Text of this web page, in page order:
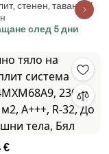
N50D-42HFN8-
80 м2, А++/А, R-
стенен, таванен/
след 5 дни
€